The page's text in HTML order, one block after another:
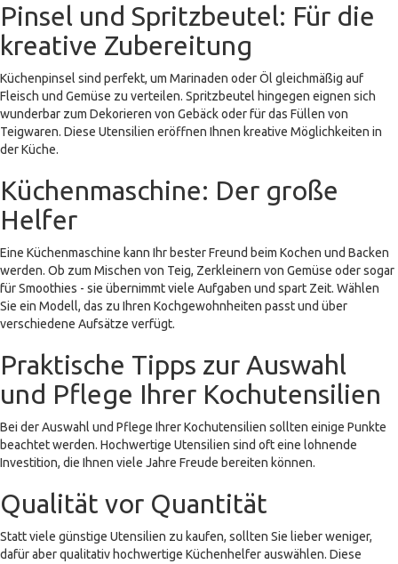
Pinsel und Spritzbeutel: Für die
kreative Zubereitung
Küchenpinsel sind perfekt, um Marinaden oder Öl gleichmäßig auf
Fleisch und Gemüse zu verteilen. Spritzbeutel hingegen eignen sich
wunderbar zum Dekorieren von Gebäck oder für das Füllen von
Teigwaren. Diese Utensilien eröffnen Ihnen kreative Möglichkeiten in
der Küche.
Küchenmaschine: Der große
Helfer
Eine Küchenmaschine kann Ihr bester Freund beim Kochen und Backen
werden. Ob zum Mischen von Teig, Zerkleinern von Gemüse oder sogar
für Smoothies - sie übernimmt viele Aufgaben und spart Zeit. Wählen
Sie ein Modell, das zu Ihren Kochgewohnheiten passt und über
verschiedene Aufsätze verfügt.
Praktische Tipps zur Auswahl
und Pflege Ihrer Kochutensilien
Bei der Auswahl und Pflege Ihrer Kochutensilien sollten einige Punkte
beachtet werden. Hochwertige Utensilien sind oft eine lohnende
Investition, die Ihnen viele Jahre Freude bereiten können.
Qualität vor Quantität
Statt viele günstige Utensilien zu kaufen, sollten Sie lieber weniger,
dafür aber qualitativ hochwertige Küchenhelfer auswählen. Diese